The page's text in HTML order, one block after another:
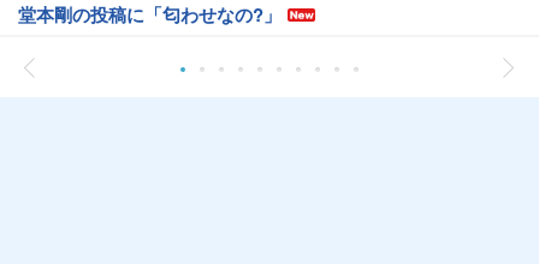
堂本剛の投稿に「匂わせなの?」